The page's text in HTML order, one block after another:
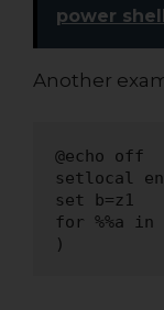
power shell
Another
@echo off
setlocal
set b=z1
for %%a
)